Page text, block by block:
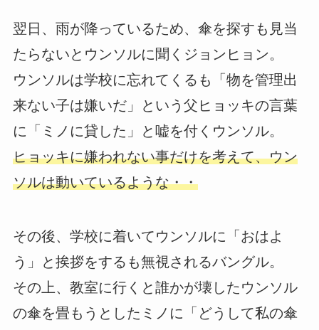
翌日、雨が降っているため、傘を探すも見当
たらないとウンソルに聞くジョンヒョン。
ウンソルは学校に忘れてくるも「物を管理出
来ない子は嫌いだ」という父ヒョッキの言葉
に「ミノに貸した」と嘘を付くウンソル。
ヒョッキに嫌われない事だけを考えて、ウン
ソルは動いているような・・
その後、学校に着いてウンソルに「おはよ
う」と挨拶をするも無視されるバングル。
その上、教室に行くと誰かが壊したウンソル
の傘を畳もうとしたミノに「どうして私の傘